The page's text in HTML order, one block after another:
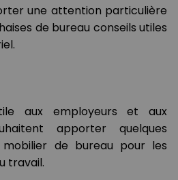
une attention particulière
de bureau conseils utiles
aux employeurs et aux
apporter quelques
de bureau pour les
travail.